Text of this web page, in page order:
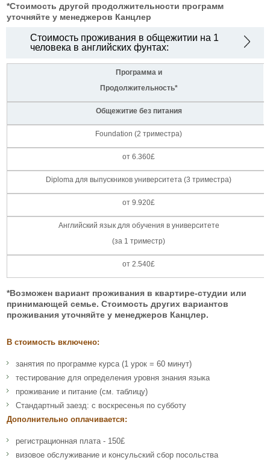
*Стоимость другой продолжительности программ
уточняйте у менеджеров Канцлер
Стоимость проживания в общежитии на 1
человека в английских фунтах:
Программа и
Продолжительность*
Общежитие без питания
Foundation (2 триместра)
от 6.360£
Diploma для выпускников университета (3 триместра)
от 9.920£
Английский язык для обучения в университете
(за 1 триместр)
от 2.540£
*Возможен вариант проживания в квартире-студии или
принимающей семье. Стоимость других вариантов
проживания уточняйте у менеджеров Канцлер.
В стоимость включено:
занятия по программе курса (1 урок = 60 минут)
тестирование для определения уровня знания языка
проживание и питание (см. таблицу)
Стандартный заезд: с воскресенья по субботу
Дополнительно оплачивается:
регистрационная плата - 150£
визовое обслуживание и консульский сбор посольства